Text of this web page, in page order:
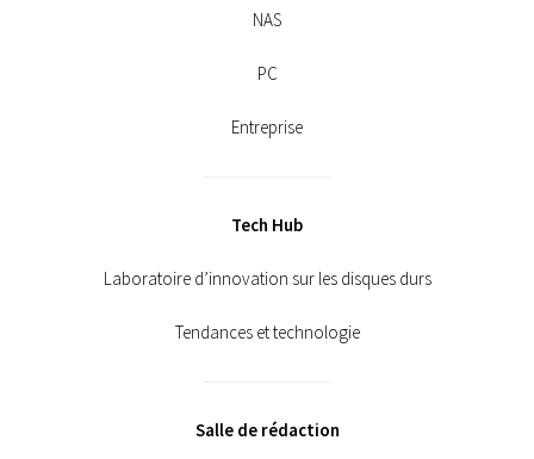
NAS
PC
Entreprise
Tech Hub
Laboratoire d’innovation sur les disques durs
Tendances et technologie
Salle de rédaction